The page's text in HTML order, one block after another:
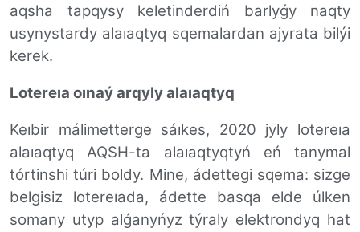
aqsha tapqysy keletinderdiń barlyǵy naqty
usynystardy alaıaqtyq sqemalardan ajyrata bilýi
kerek.
Lotereıa oınaý arqyly alaıaqtyq
Keıbir málimetterge sáıkes, 2020 jyly lotereıa
alaıaqtyq AQSH-ta alaıaqtyqtyń eń tanymal
tórtinshi túri boldy. Mine, ádettegi sqema: sizge
belgisiz lotereıada, ádette basqa elde úlken
somany utyp alǵanyńyz týraly elektrondyq hat